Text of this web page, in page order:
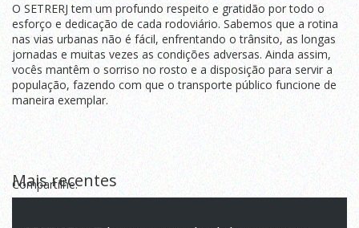
O SETRERJ tem um profundo respeito e gratidão por todo o
esforço e dedicação de cada rodoviário. Sabemos que a rotina
nas vias urbanas não é fácil, enfrentando o trânsito, as longas
jornadas e muitas vezes as condições adversas. Ainda assim,
vocês mantêm o sorriso no rosto e a disposição para servir a
população, fazendo com que o transporte público funcione de
maneira exemplar.
Compartilhe:
Mais recentes